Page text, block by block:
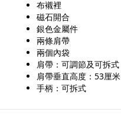
布襯裡
磁石開合
銀色金屬件
兩條肩帶
兩個內袋
肩帶：可調節及可拆式
肩帶垂直高度：53厘米
手柄：可拆式